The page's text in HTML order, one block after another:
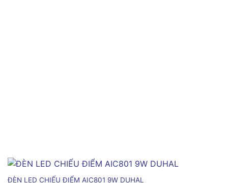
ĐÈN LED CHIẾU ĐIỂM AIC801 9W DUHAL